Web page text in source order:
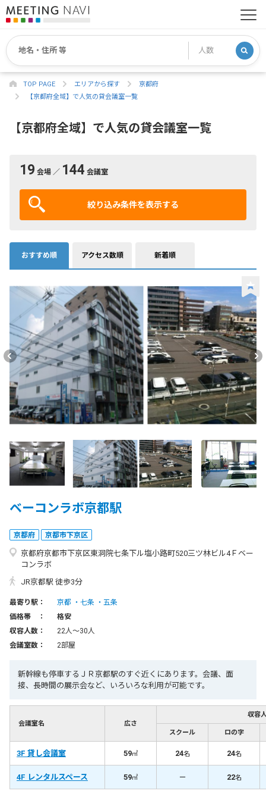
TOP PAGE エリアから探す
京都府
【京都府全域】で人気の貸会議室一覧
【京都府全域】で人気の貸会議室一覧
19 会場 ／ 144 会議室
絞り込み条件を表示する
おすすめ順 アクセス数順 新着順
ベーコンラボ京都駅
京都府 京都市下京区
京都府京都市下京区東洞院七条下ル塩小路町520三ツ林ビル4Ｆベー
コンラボ
JR京都駅 徒歩3分
最寄り駅： 京都 七条
五条
価格帯 ：
格安
収容人数：
22人〜30人
会議室数：
2部屋
新幹線も停車するＪＲ京都駅のすぐ近くにあります。会議、面
接、長時間の展示会など、いろいろな利用が可能です。
会議室名 広さ
収容
スクール ロの字
3F 貸し会議室 59㎡ 24名 24名
4F レンタルスペース 59㎡ － 22名